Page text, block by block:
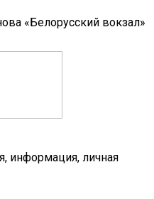
«Белорусский вокзал»
информация, личная